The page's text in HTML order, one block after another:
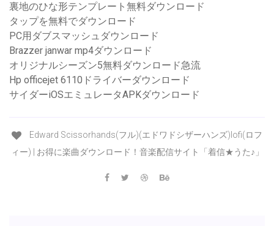
裏地のひな形テンプレート無料ダウンロード
タップを無料でダウンロード
PC用ダブスマッシュダウンロード
Brazzer janwar mp4ダウンロード
オリジナルシーズン5無料ダウンロード急流
Hp officejet 6110ドライバーダウンロード
サイダーiOSエミュレータAPKダウンロード
Edward Scissorhands(フル)(エドワドシザーハンズ)lofi(ロフ
ィー) | お得に楽曲ダウンロード！音楽配信サイト「着信★うた♪」